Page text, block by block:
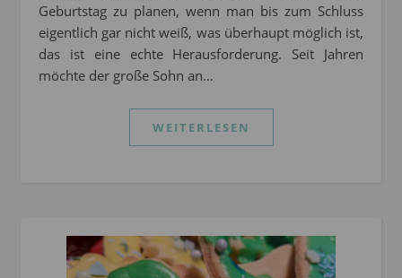
Geburtstag zu planen, wenn man bis zum Schluss
eigentlich gar nicht weiß, was überhaupt möglich ist,
das ist eine echte Herausforderung. Seit Jahren
möchte der große Sohn an…
WEITERLESEN